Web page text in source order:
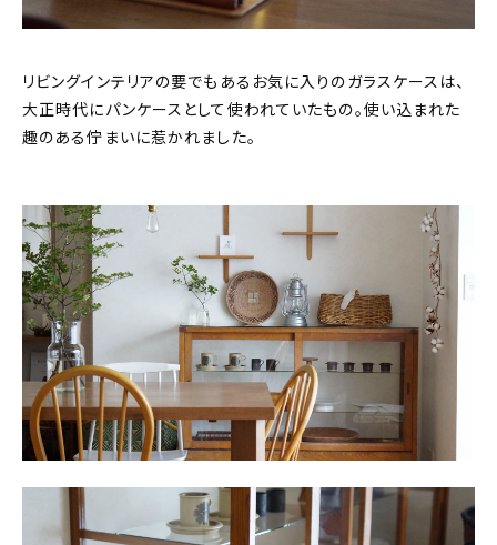
リビングインテリアの要でもあるお気に入りのガラスケースは、
大正時代にパンケースとして使われていたもの。使い込まれた
趣のある佇まいに惹かれました。